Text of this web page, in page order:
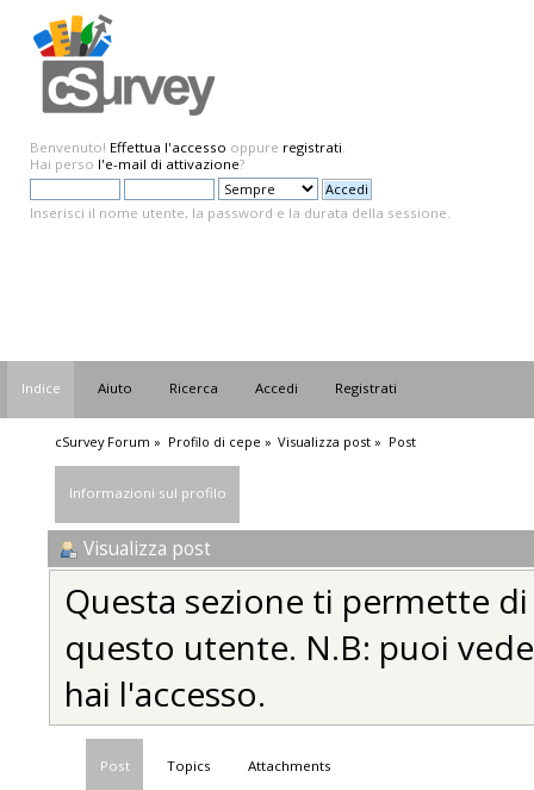
Benvenuto! Effettua l'accesso oppure registrati.
Hai perso l'e-mail di attivazione?
Inserisci il nome utente, la password e la durata della sessione.
Indice Aiuto Ricerca Accedi Registrati
cSurvey Forum » Profilo di cepe » Visualizza post » Post
Informazioni sul profilo
Visualizza post
Questa sezione ti permette
questo utente. N.B: puoi
hai l'accesso.
Post Topics Attachments